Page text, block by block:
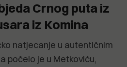
Crnog puta iz
iz Komina
natjecanje u autentičnim
počelo je u Metkoviću,